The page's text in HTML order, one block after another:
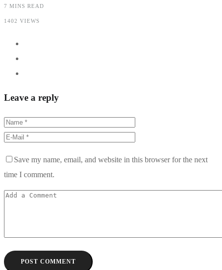
7 MINS READ
1402 VIEWS
Leave a reply
Save my name, email, and website in this browser for the next
time I comment.